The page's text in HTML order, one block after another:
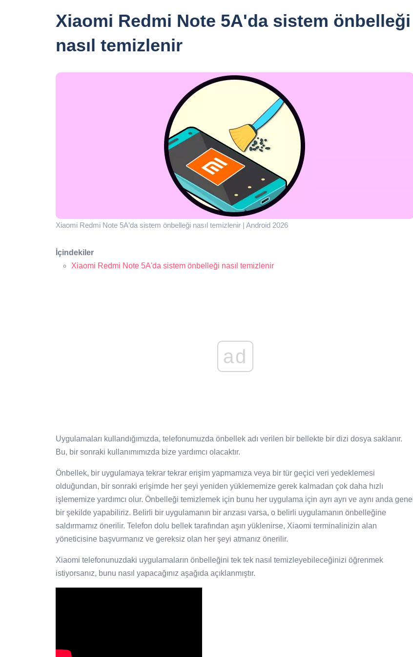
Xiaomi Redmi Note 5A'da sistem önbelleği
nasıl temizlenir
Xiaomi Redmi Note 5A'da sistem önbelleği nasıl temizlenir | Android 2026
İçindekiler
Xiaomi Redmi Note 5A'da sistem önbelleği nasıl temizlenir
ad
Uygulamaları kullandığımızda, telefonumuzda önbellek adı verilen bir bellekte bir dizi dosya saklanır.
Bu, bir sonraki kullanımımızda bize yardımcı olacaktır.
Önbellek, bir uygulamaya tekrar tekrar erişim yapmamıza veya bir tür geçici veri yedeklemesi
olduğundan, bir sonraki erişimde her şeyi yeniden yüklememize gerek kalmadan çok daha hızlı
işlememize yardımcı olur. Önbelleği temizlemek için bunu her uygulama için ayrı ayrı ve aynı anda genel
bir şekilde yapabiliriz. Belirli bir uygulamanın bir arızası varsa, o belirli uygulamanın önbelleğine
saldırmamız önerilir. Telefon dolu bellek tarafından aşırı yüklenirse, Xiaomi terminalinizin alan
yöneticisine başvurmanız ve gereksiz olan her şeyi atmanız önerilir.
Xiaomi telefonunuzdaki uygulamaların önbelleğini tek tek nasıl temizleyebileceğinizi öğrenmek
istiyorsanız, bunu nasıl yapacağınız aşağıda açıklanmıştır.